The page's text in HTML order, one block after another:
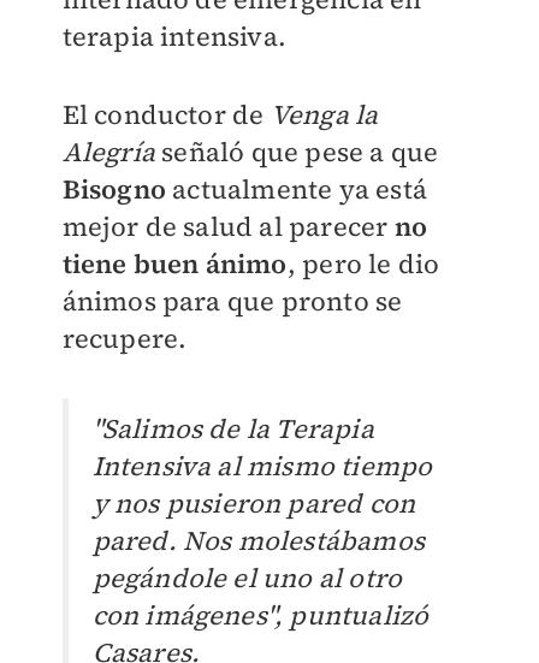
terapia intensiva.
El conductor de Venga la
Alegríaseñaló que pese a que
Bisogno actualmente ya está
mejor de salud al parecer no
tiene buen ánimo, pero le dio
ánimos para que pronto se
recupere.
"Salimos de la Terapia
Intensiva al mismo tiempo
y nos pusieron pared con
pared. Nos molestábamos
pegándole el uno al otro
con imágenes", puntualizó
Casares.